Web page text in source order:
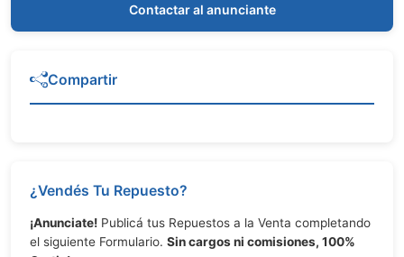
Contactar al anunciante
Compartir
¿Vendés Tu Repuesto?
¡Anunciate! Publicá tus Repuestos a la Venta completando
el siguiente Formulario. Sin cargos ni comisiones, 100%